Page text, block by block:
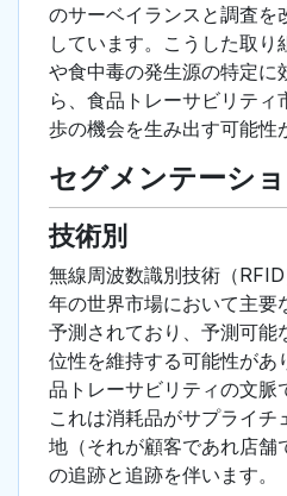
のサーベイランスと調査を
しています。こうした取り
や食中毒の発生源の特定に
ら、食品トレーサビリティ
歩の機会を生み出す可能性
セグメンテーシ
技術別
無線周波数識別技術（
年の世界市場において主要
予測されており、予測可能
位性を維持する可能性があ
品トレーサビリティの文脈
これは消耗品がサプライチ
地（それが顧客であれ店舗
の追跡と追跡を伴います。